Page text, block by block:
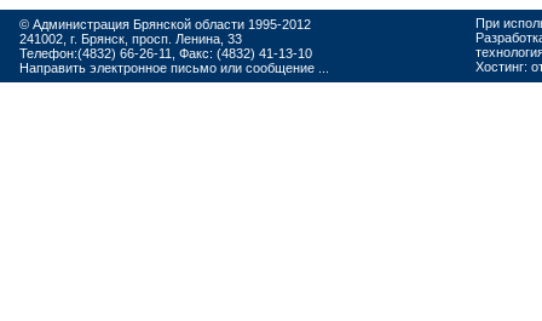
© Администрация Брянской области 1995-2012
241002, г. Брянск, просп. Ленина, 33
Телефон:(4832) 66-26-11, Факс: (4832) 41-13-10
Направить электронное письмо или сообщение ...
При
Хостинг: